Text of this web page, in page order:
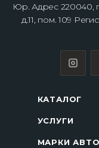
Юр. Адрес 220040,
д.11, пом. 109
КАТАЛОГ
УСЛУГИ
МАРКИ АВТО